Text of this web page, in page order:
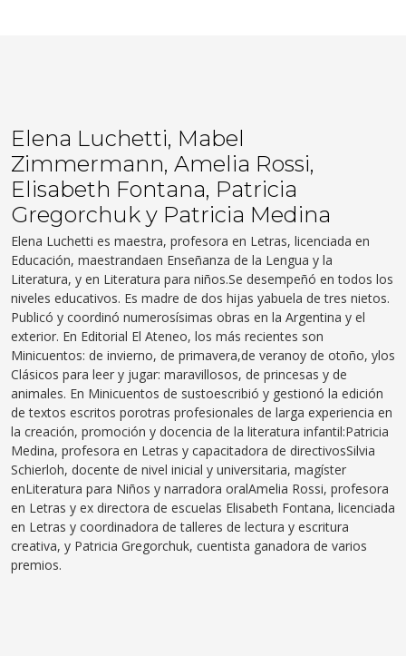
Elena Luchetti, Mabel
Zimmermann, Amelia Rossi,
Elisabeth Fontana, Patricia
Gregorchuk y Patricia Medina
Elena Luchetti es maestra, profesora en Letras, licenciada en
Educación, maestrandaen Enseñanza de la Lengua y la
Literatura, y en Literatura para niños.Se desempeñó en todos los
niveles educativos. Es madre de dos hijas yabuela de tres nietos.
Publicó y coordinó numerosísimas obras en la Argentina y el
exterior. En Editorial El Ateneo, los más recientes son
Minicuentos: de invierno, de primavera,de veranoy de otoño, ylos
Clásicos para leer y jugar: maravillosos, de princesas y de
animales. En Minicuentos de sustoescribió y gestionó la edición
de textos escritos porotras profesionales de larga experiencia en
la creación, promoción y docencia de la literatura infantil:Patricia
Medina, profesora en Letras y capacitadora de directivosSilvia
Schierloh, docente de nivel inicial y universitaria, magíster
enLiteratura para Niños y narradora oralAmelia Rossi, profesora
en Letras y ex directora de escuelas Elisabeth Fontana, licenciada
en Letras y coordinadora de talleres de lectura y escritura
creativa, y Patricia Gregorchuk, cuentista ganadora de varios
premios.